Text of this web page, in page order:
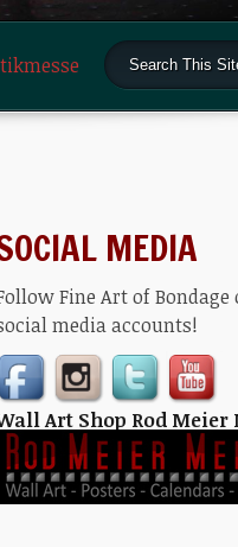
MEDIA
Fine Art of Bondage
media accounts!
Art Shop Rod Meier